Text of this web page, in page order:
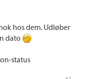
hos dem. Udløber
dato
status